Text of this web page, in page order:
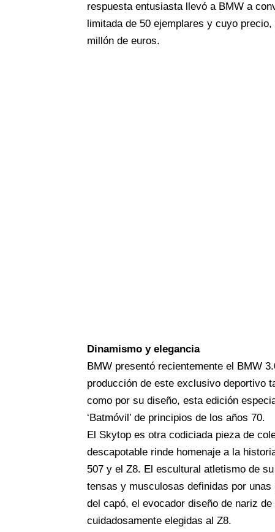
respuesta entusiasta llevó a BMW a
limitada de 50 ejemplares y cuyo
millón de euros.
Dinamismo y elegancia
BMW presentó recientemente el BMW
producción de este exclusivo deportivo
como por su diseño, esta edición
‘Batmóvil’ de principios de los años 70.
El Skytop es otra codiciada pieza de
descapotable rinde homenaje a la
507 y el Z8. El escultural atletismo de
tensas y musculosas definidas por
del capó, el evocador diseño de nariz
cuidadosamente elegidas al Z8.